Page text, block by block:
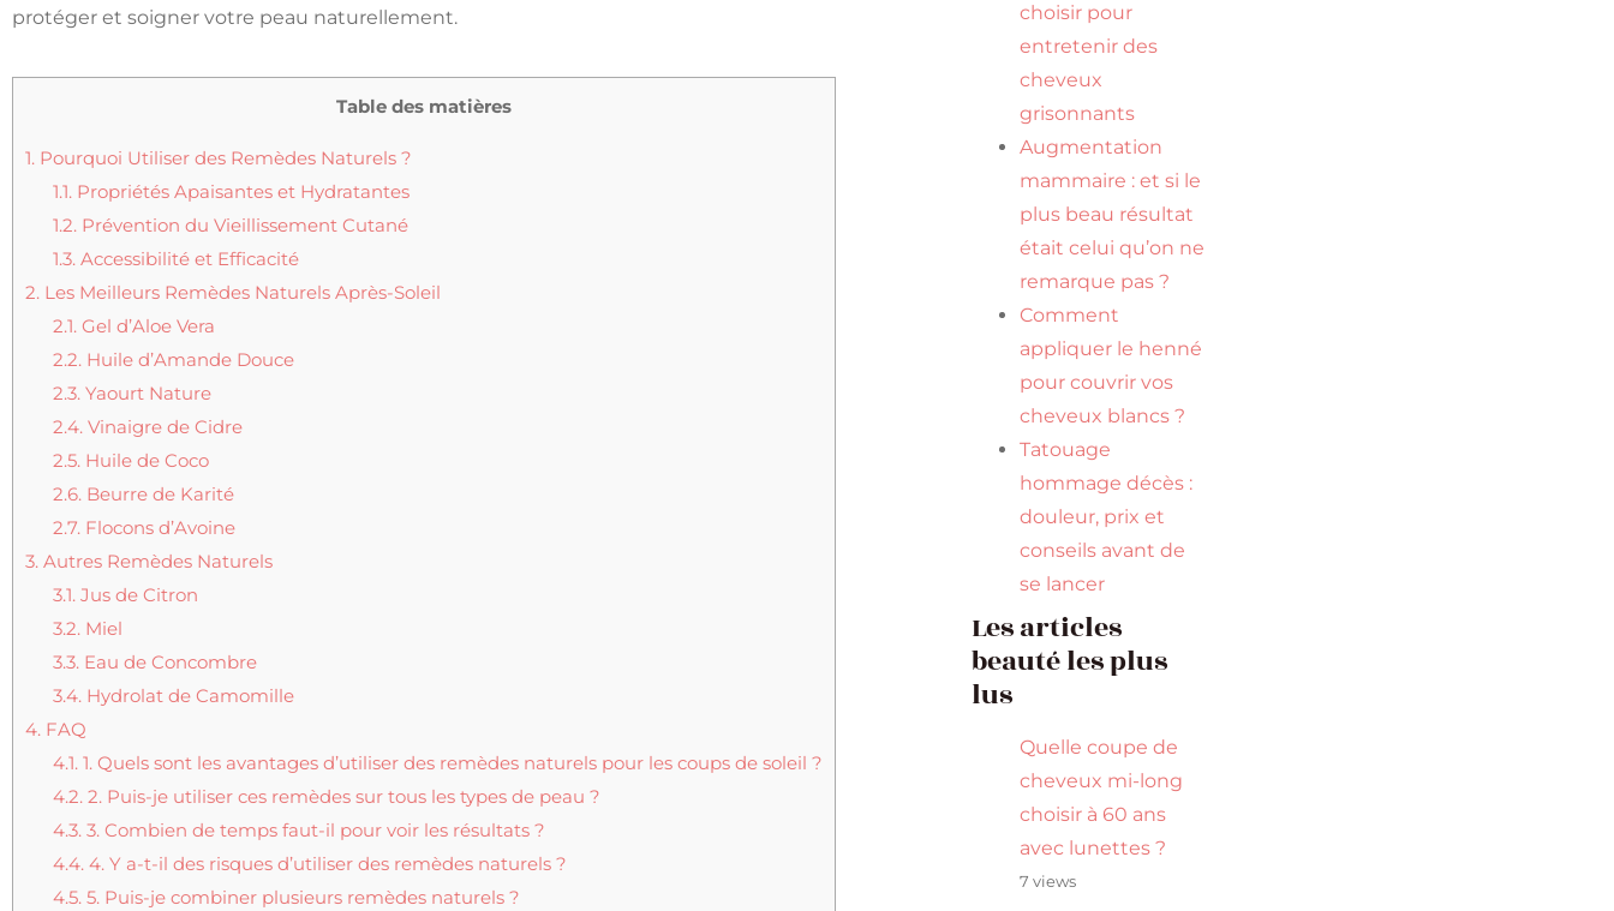
protéger et soigner votre peau naturellement.
Table des matières
1. Pourquoi Utiliser des Remèdes Naturels ?
1.1.Propriétés Apaisantes et Hydratantes
1.2.Prévention du Vieillissement Cutané
1.3.Accessibilité et Efficacité
2. Les Meilleurs Remèdes Naturels Après-Soleil
2.1.Gel d’Aloe Vera
2.2.Huile d’Amande Douce
2.3.Yaourt Nature
2.4.Vinaigre de Cidre
2.5.Huile de Coco
2.6.Beurre de Karité
2.7.Flocons d’Avoine
3. Autres Remèdes Naturels
3.1.Jus de Citron
3.2.Miel
3.3.Eau de Concombre
3.4.Hydrolat de Camomille
4. FAQ
4.1.1. Quels sont les avantages d’utiliser des remèdes naturels pour les coups de soleil ?
4.2.2. Puis-je utiliser ces remèdes sur tous les types de peau ?
4.3.3. Combien de temps faut-il pour voir les résultats ?
4.4.4. Y a-t-il des risques d’utiliser des remèdes naturels ?
4.5.5. Puis-je combiner plusieurs remèdes naturels ?
choisir pour
entretenir des
cheveux
grisonnants
Augmentation
mammaire : et si le
plus beau résultat
était celui qu’on ne
remarque pas ?
Comment
appliquer le henné
pour couvrir vos
cheveux blancs ?
Tatouage
hommage décès :
douleur, prix et
conseils avant de
se lancer
Les articles
beauté les plus
lus
Quelle coupe de
cheveux mi-long
choisir à 60 ans
avec lunettes ?
7 views